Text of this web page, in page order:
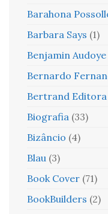
Barahona
Barbara Says (1)
Benjamin Audoye
Bernardo
Bertrand Editora
Biografia (33)
Bizâncio (4)
Blau (3)
Book Cover (71)
BookBuilders (2)